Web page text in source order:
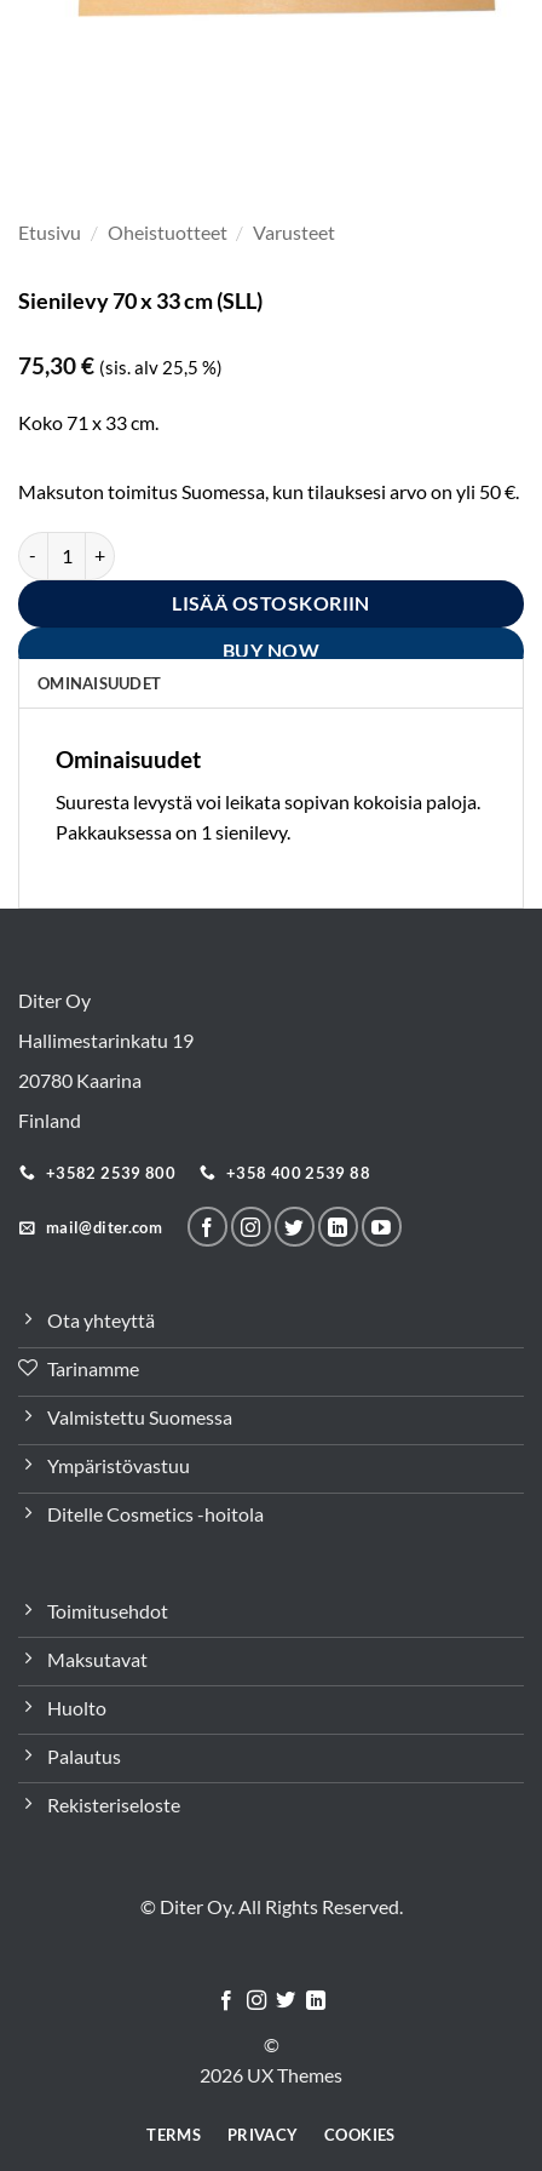
Etusivu / Oheistuotteet / Varusteet
Sienilevy 70 x 33 cm (SLL)
75,30€ (sis. alv 25,5 %)
Koko 71 x 33 cm.
Maksuton toimitus Suomessa, kun tilauksesi arvo on yli 50 €.
Sienilevy 70 x 33 cm (SLL) määrä
LISÄÄ OSTOSKORIIN
BUY NOW
OMINAISUUDET
Ominaisuudet
Suuresta levystä voi leikata sopivan kokoisia paloja.
Pakkauksessa on 1 sienilevy.
Diter Oy
Hallimestarinkatu 19
20780 Kaarina
Finland
+3582 2539 800 +358 400 2539 88
mail@diter.com
Ota yhteyttä
Tarinamme
Valmistettu Suomessa
Ympäristövastuu
Ditelle Cosmetics -hoitola
Toimitusehdot
Maksutavat
Huolto
Palautus
Rekisteriseloste
© Diter Oy. All Rights Reserved.
©
2026 UX Themes
TERMS PRIVACY COOKIES